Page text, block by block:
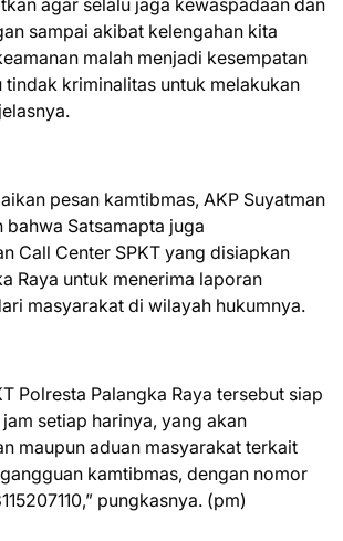
agar selalu jaga kewaspadaan dan
sampai akibat kelengahan kita
malah menjadi kesempatan
tindak kriminalitas untuk melakukan
pesan kamtibmas, AKP Suyatman
Satsamapta juga
Call Center SPKT yang disiapkan
Raya untuk menerima laporan
masyarakat di wilayah hukumnya.
Polresta Palangka Raya tersebut siap
setiap harinya, yang akan
maupun aduan masyarakat terkait
kamtibmas, dengan nomor
pungkasnya. (pm)